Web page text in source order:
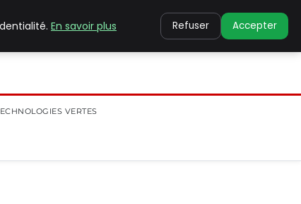
VERTES
En savoir plus Refuser Accepter